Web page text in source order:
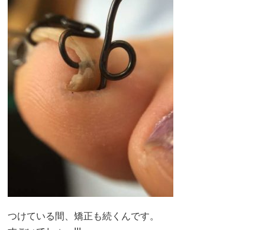
つけている間、矯正も続くんです。